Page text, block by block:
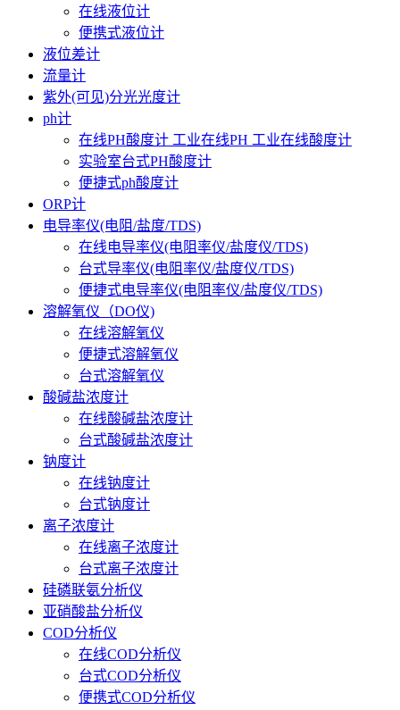
在线液位计
便携式液位计
液位差计
流量计
紫外(可见)分光光度计
ph计
在线PH酸度计 工业在线PH 工业在线酸度计
实验室台式PH酸度计
便捷式ph酸度计
ORP计
电导率仪(电阻/盐度/TDS)
在线电导率仪(电阻率仪/盐度仪/TDS)
台式导率仪(电阻率仪/盐度仪/TDS)
便捷式电导率仪(电阻率仪/盐度仪/TDS)
溶解氧仪（DO仪)
在线溶解氧仪
便捷式溶解氧仪
台式溶解氧仪
酸碱盐浓度计
在线酸碱盐浓度计
台式酸碱盐浓度计
钠度计
在线钠度计
台式钠度计
离子浓度计
在线离子浓度计
台式离子浓度计
硅磷联氨分析仪
亚硝酸盐分析仪
COD分析仪
在线COD分析仪
台式COD分析仪
便携式COD分析仪